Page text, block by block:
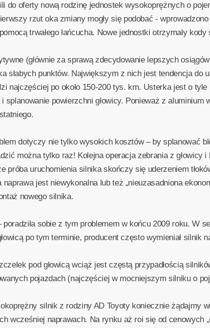
do oferty nową rodzinę jednostek wysokoprężnych o
rzut oka zmiany mogły się podobać -
trwałego łańcucha. Nowe jednostki otrzymały
(głównie za sprawą zdecydowanie lepszych
słabych punktów. Największym z nich jest tendencja do
najczęściej po około 150-200 tys. km. Usterka jest o
powierzchni głowicy. Ponieważ z aluminium
dotyczy nie tylko wysokich kosztów – by splanować
można tylko raz! Kolejna operacja zebrania z głowicy
próba uruchomienia silnika skończy się uderzeniem
jest niewykonalna lub też „nieuzasadniona
nowego silnika.
sobie z tym problemem w końcu 2009 roku. W
po tym terminie, producent często wymieniał silnik
pod głowicą wciąż jest częstą przypadłością
pojazdach (najczęściej w mocniejszym silniku o
silnik z rodziny AD Toyoty koniecznie żądajmy
wcześniej naprawach. Na rynku aż roi się od cenowych